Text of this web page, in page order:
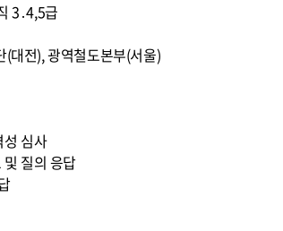
3․4,5급
대전), 광역철도본부(서울)
성 심사
질의 응답